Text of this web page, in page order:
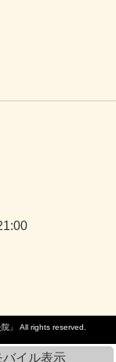
」 All rights reserved.
バイル表示